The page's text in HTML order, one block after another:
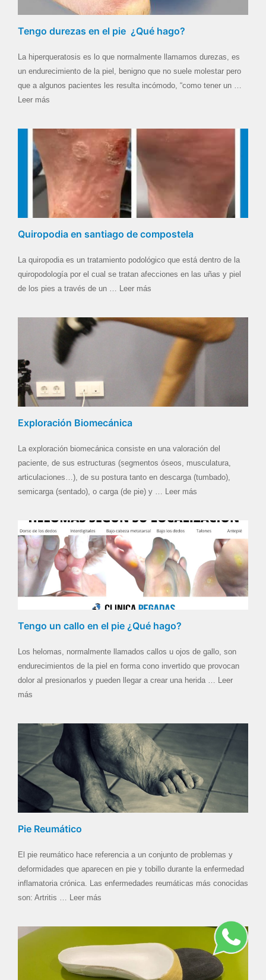
Tengo durezas en el pie ¿Qué hago?
La hiperqueratosis es lo que normalmente llamamos durezas, es
un endurecimiento de la piel, benigno que no suele molestar pero
que a algunos pacientes les resulta incómodo, “como tener un …
Leer más
Quiropodia en santiago de compostela
La quiropodia es un tratamiento podológico que está dentro de la
quiropodología por el cual se tratan afecciones en las uñas y piel
de los pies a través de un … Leer más
Exploración Biomecánica
La exploración biomecánica consiste en una valoración del
paciente, de sus estructuras (segmentos óseos, musculatura,
articulaciones…), de su postura tanto en descarga (tumbado),
semicarga (sentado), o carga (de pie) y … Leer más
Tengo un callo en el pie ¿Qué hago?
Los helomas, normalmente llamados callos u ojos de gallo, son
endurecimientos de la piel en forma cono invertido que provocan
dolor al presionarlos y pueden llegar a crear una herida … Leer
más
Pie Reumático
El pie reumático hace referencia a un conjunto de problemas y
deformidades que aparecen en pie y tobillo durante la enfermedad
inflamatoria crónica. Las enfermedades reumáticas más conocidas
son: Artritis … Leer más